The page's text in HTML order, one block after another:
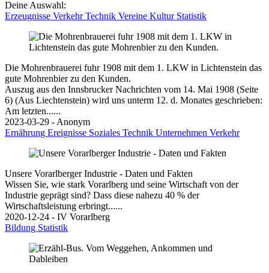
Deine Auswahl:
Erzeugnisse VerkehrTechnik Vereine Kultur Statistik
Die Mohrenbrauerei fuhr 1908 mit dem 1. LKW in Lichtenstein das
gute Mohrenbier zu den Kunden.
Auszug aus den Innsbrucker Nachrichten vom 14. Mai 1908 (Seite
6) (Aus Liechtenstein) wird uns unterm 12. d. Monates geschrieben:
Am letzten......
2023-03-29 - Anonym
Ernährung Ereignisse Soziales Technik Unternehmen Verkehr
Unsere Vorarlberger Industrie - Daten und Fakten
Wissen Sie, wie stark Vorarlberg und seine Wirtschaft von der
Industrie geprägt sind? Dass diese nahezu 40 % der
Wirtschaftsleistung erbringt......
2020-12-24 - IV Vorarlberg
Bildung Statistik